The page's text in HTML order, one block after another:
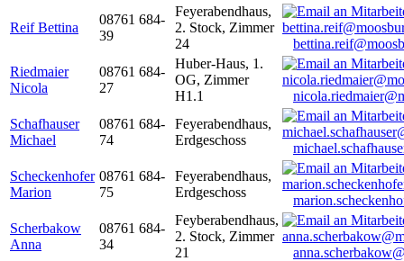
Reif Bettina
08761 684-
39
Feyerabendhaus,
2. Stock, Zimmer
24
Riedmaier
Nicola
08761 684-
27
Huber-Haus, 1.
OG, Zimmer
H1.1
Schafhauser
Michael
08761 684-
74
Feyerabendhaus,
Erdgeschoss
Scheckenhofer
Marion
08761 684-
75
Feyerabendhaus,
Erdgeschoss
Scherbakow
Anna
08761 684-
34
Feyberabendhaus,
2. Stock, Zimmer
21